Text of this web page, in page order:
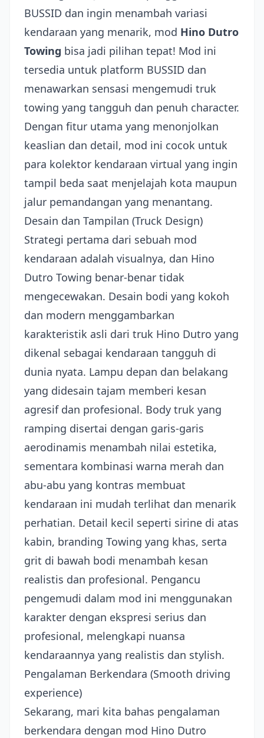
BUSSID dan ingin menambah variasi
kendaraan yang menarik, mod Hino Dutro
Towing bisa jadi pilihan tepat! Mod ini
tersedia untuk platform BUSSID dan
menawarkan sensasi mengemudi truk
towing yang tangguh dan penuh character.
Dengan fitur utama yang menonjolkan
keaslian dan detail, mod ini cocok untuk
para kolektor kendaraan virtual yang ingin
tampil beda saat menjelajah kota maupun
jalur pemandangan yang menantang.
Desain dan Tampilan (Truck Design)
Strategi pertama dari sebuah mod
kendaraan adalah visualnya, dan Hino
Dutro Towing benar-benar tidak
mengecewakan. Desain bodi yang kokoh
dan modern menggambarkan
karakteristik asli dari truk Hino Dutro yang
dikenal sebagai kendaraan tangguh di
dunia nyata. Lampu depan dan belakang
yang didesain tajam memberi kesan
agresif dan profesional. Body truk yang
ramping disertai dengan garis-garis
aerodinamis menambah nilai estetika,
sementara kombinasi warna merah dan
abu-abu yang kontras membuat
kendaraan ini mudah terlihat dan menarik
perhatian. Detail kecil seperti sirine di atas
kabin, branding Towing yang khas, serta
grit di bawah bodi menambah kesan
realistis dan profesional. Pengancu
pengemudi dalam mod ini menggunakan
karakter dengan ekspresi serius dan
profesional, melengkapi nuansa
kendaraannya yang realistis dan stylish.
Pengalaman Berkendara (Smooth driving
experience)
Sekarang, mari kita bahas pengalaman
berkendara dengan mod Hino Dutro